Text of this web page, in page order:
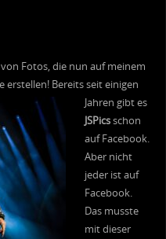
Fotos, die nun auf meinem
erstellen! Bereits seit einigen
Jahren gibt es
JSPicsschon
auf Facebook.
Aber nicht
jeder ist auf
Facebook.
Das musste
mit dieser